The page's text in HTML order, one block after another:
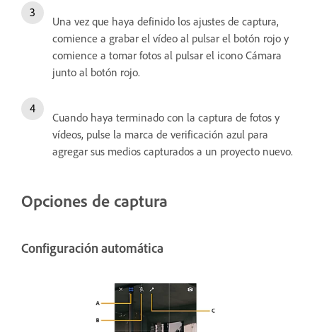
Una vez que haya definido los ajustes de captura,
comience a grabar el vídeo al pulsar el botón rojo y
comience a tomar fotos al pulsar el icono Cámara
junto al botón rojo.
Cuando haya terminado con la captura de fotos y
vídeos, pulse la marca de verificación azul para
agregar sus medios capturados a un proyecto nuevo.
Opciones de captura
Configuración automática